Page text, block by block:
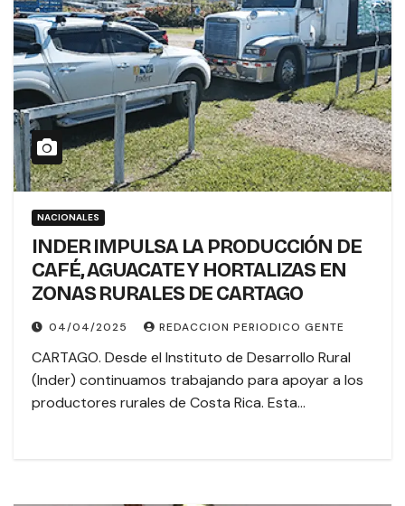
NACIONALES
INDER IMPULSA LA PRODUCCIÓN DE
CAFÉ, AGUACATE Y HORTALIZAS EN
ZONAS RURALES DE CARTAGO
04/04/2025 REDACCION PERIODICO GENTE
CARTAGO. Desde el Instituto de Desarrollo Rural
(Inder) continuamos trabajando para apoyar a los
productores rurales de Costa Rica. Esta…